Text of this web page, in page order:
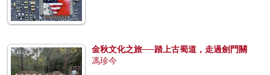
金秋文化之旅──踏上古蜀道，走過劍門關
馮珍今